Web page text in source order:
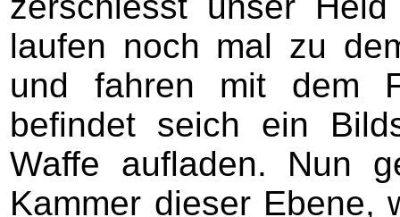
laufen noch mal zu
und fahren mit dem
befindet seich ein
Waffe aufladen. Nun
Kammer dieser Ebene,